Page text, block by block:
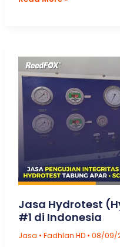
Jasa Hydrotest
#1 di Indonesia
Jasa • Fadhlan HD • 08/09/